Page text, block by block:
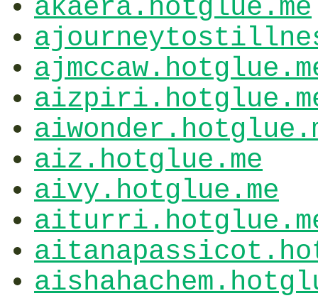
akaera.hotglue.me
aiz.hotglue.me
aivy.hotglue.me